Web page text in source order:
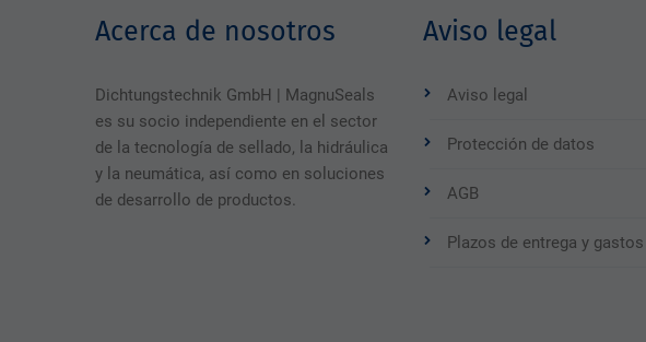
Acerca de nosotros
Dichtungstechnik GmbH | MagnuSeals
es su socio independiente en el sector
de la tecnología de sellado, la hidráulica
y la neumática, así como en soluciones
de desarrollo de productos.
Aviso legal
Aviso legal
Protección de datos
AGB
Plazos de entrega y